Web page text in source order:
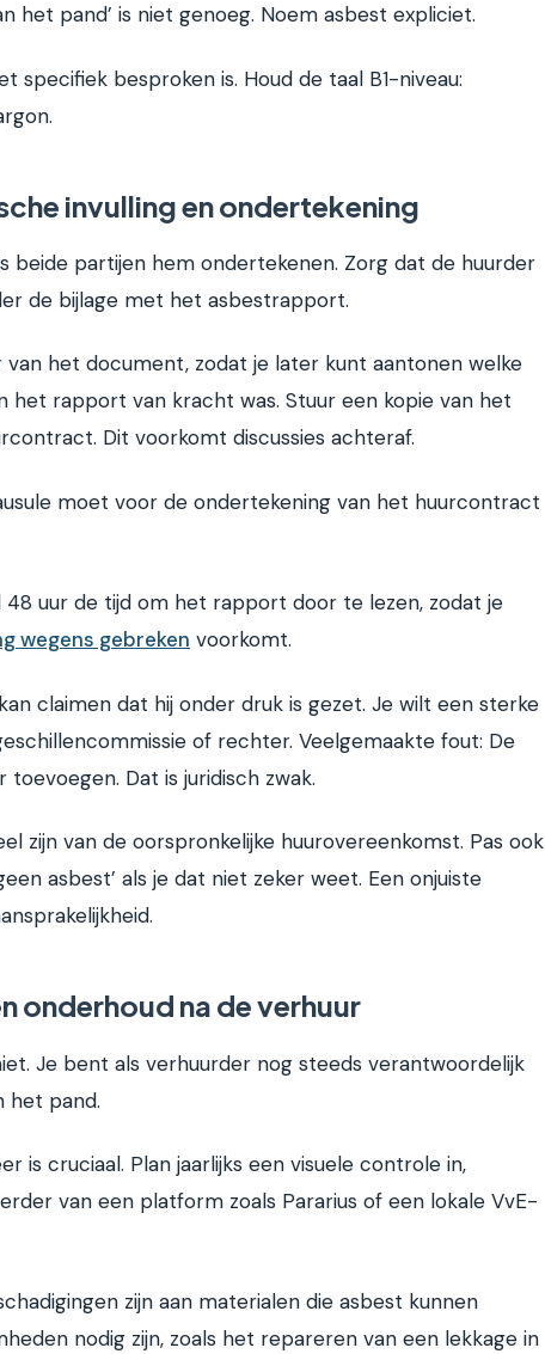
het pand’ is niet genoeg. Noem asbest expliciet.
specifiek besproken is. Houd de taal B1-niveau:
invulling en ondertekening
beide partijen hem ondertekenen. Zorg dat de huurder
de bijlage met het asbestrapport.
het document, zodat je later kunt aantonen welke
het rapport van kracht was. Stuur een kopie van het
Dit voorkomt discussies achteraf.
moet voor de ondertekening van het huurcontract
48 uur de tijd om het rapport door te lezen, zodat je
wegens gebreken voorkomt.
claimen dat hij onder druk is gezet. Je wilt een sterke
of rechter. Veelgemaakte fout: De
toevoegen. Dat is juridisch zwak.
zijn van de oorspronkelijke huurovereenkomst. Pas ook
asbest’ als je dat niet zeker weet. Een onjuiste
onderhoud na de verhuur
Je bent als verhuurder nog steeds verantwoordelijk
het pand.
is cruciaal. Plan jaarlijks een visuele controle in,
van een platform zoals Pararius of een lokale VvE-
zijn aan materialen die asbest kunnen
nodig zijn, zoals het repareren van een lekkage in